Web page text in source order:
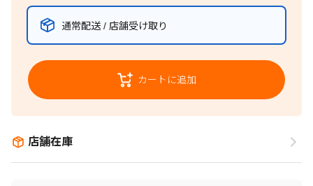
通常配送 / 店舗受け取り
カートに追加
店舗在庫